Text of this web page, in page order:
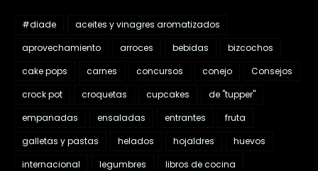
#diade
aceites y vinagres aromatizados
aprovechamiento
arroces bebidas
bizcochos
cake pops
carnes concursos conejo
Consejos
crock pot
croquetas cupcakes
de "tupper"
empanadas
ensaladas entrantes
fruta
galletas y pastas
helados hojaldres
huevos
internacional
legumbres
libros de cocina